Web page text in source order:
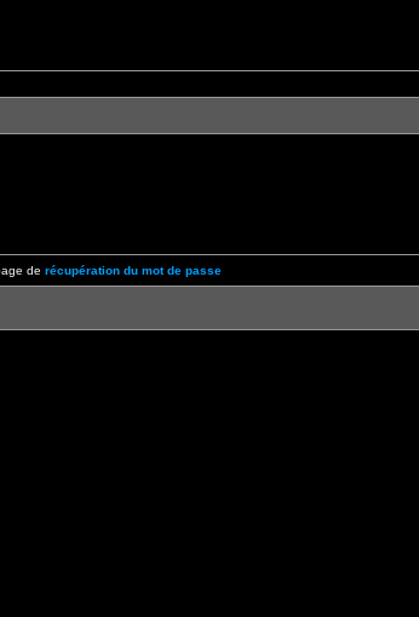
de récupération du mot de passe